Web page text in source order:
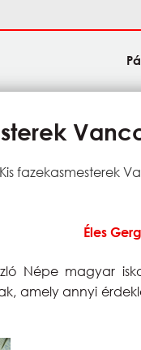
Current:
Kis fazekasmesterek
Éles
Népe magyar
amely annyi